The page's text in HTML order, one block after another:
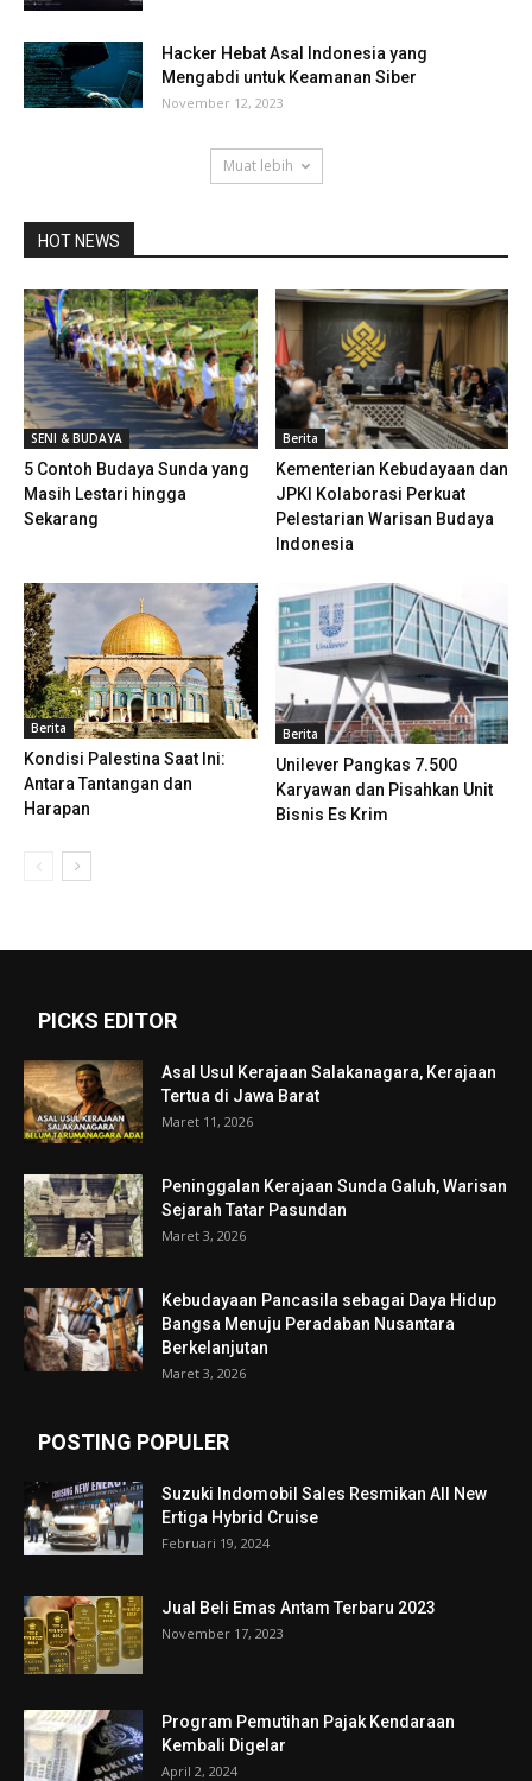
Hacker Hebat Asal Indonesia yang
Mengabdi untuk Keamanan Siber
November 12, 2023
Muat lebih
HOT NEWS
SENI & BUDAYA
5 Contoh Budaya Sunda yang
Masih Lestari hingga
Sekarang
Berita
Kementerian Kebudayaan dan
JPKI Kolaborasi Perkuat
Pelestarian Warisan Budaya
Indonesia
Berita
Kondisi Palestina Saat Ini:
Antara Tantangan dan
Harapan
Berita
Unilever Pangkas 7.500
Karyawan dan Pisahkan Unit
Bisnis Es Krim
PICKS EDITOR
Asal Usul Kerajaan Salakanagara, Kerajaan
Tertua di Jawa Barat
Maret 11, 2026
Peninggalan Kerajaan Sunda Galuh, Warisan
Sejarah Tatar Pasundan
Maret 3, 2026
Kebudayaan Pancasila sebagai Daya Hidup
Bangsa Menuju Peradaban Nusantara
Berkelanjutan
Maret 3, 2026
POSTING POPULER
Suzuki Indomobil Sales Resmikan All New
Ertiga Hybrid Cruise
Februari 19, 2024
Jual Beli Emas Antam Terbaru 2023
November 17, 2023
Program Pemutihan Pajak Kendaraan
Kembali Digelar
April 2, 2024